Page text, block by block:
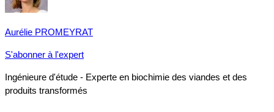
Aurélie PROMEYRAT
S'abonner à l'expert
Ingénieure d'étude - Experte en biochimie des viandes et des
produits transformés